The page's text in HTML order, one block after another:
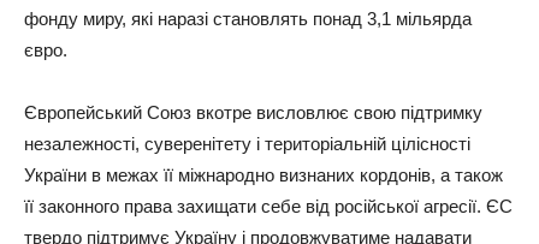
фонду миру, які наразі становлять понад 3,1 мільярда
євро.
Європейський Союз вкотре висловлює свою підтримку
незалежності, суверенітету і територіальній цілісності
України в межах її міжнародно визнаних кордонів, а також
її законного права захищати себе від російської агресії. ЄС
твердо підтримує Україну і продовжуватиме надавати